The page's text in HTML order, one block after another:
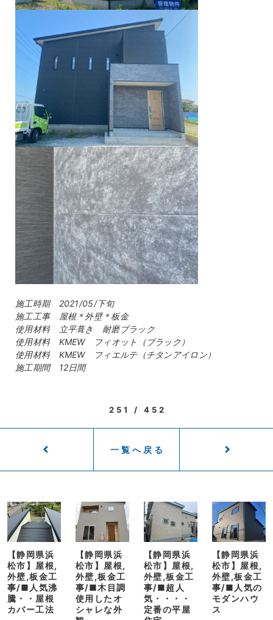
施工時期 2021/05/下旬
施工工事 屋根＊外壁＊板金
使用材料 立平葺き 耐磨ブラック
使用材料 KMEW フィオット（ブラック）
使用材料 KMEW フィエルテ（チタンアイロン）
施工期間 12日間
251 / 452
一覧へ戻る
【静岡県浜
松市】屋根,
外壁,板金工
事/■人気沸
騰・・屋根
カバー工法
【静岡県浜
松市】屋根,
外壁,板金工
事/■木目調
使用したオ
シャレな外
【静岡県浜
松市】屋根,
外壁,板金工
事/■超人
気・・・・
定番の平屋
【静岡県浜
松市】屋根,
外壁,板金工
事/■人気の
モダンハウ
ス